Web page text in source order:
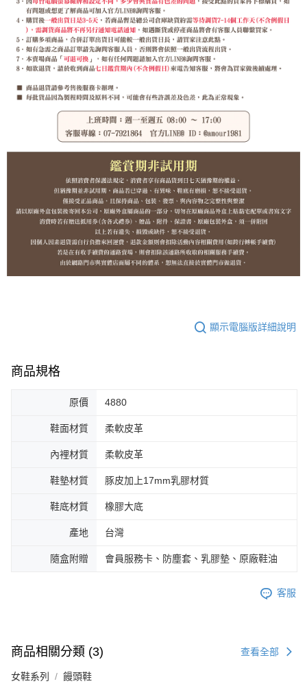
顯示電腦版詳細說明
商品規格
原價 4880
鞋面材質 柔軟皮革
內裡材質 柔軟皮革
鞋墊材質 豚皮加上17mm乳膠材質
鞋底材質 橡膠大底
產地 台灣
隨盒附贈 會員服務卡、防塵套、乳膠墊、原廠鞋油
客服
商品相關分類 (3) 查看全部
女鞋系列 饅頭鞋